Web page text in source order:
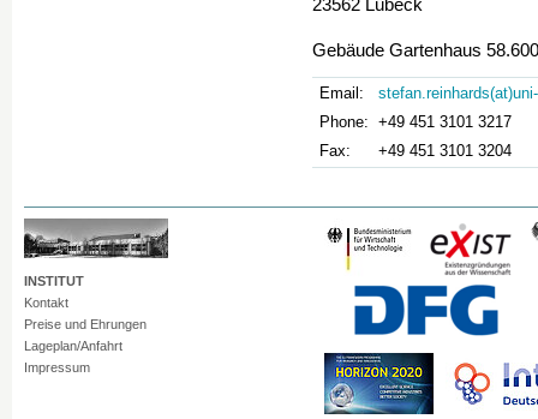
23562 Lübeck
Gebäude Gartenhaus
Email:
Phone: +49 451 3101 3217
Fax:
+49 451 3101 3204
INSTITUT
Kontakt
Preise und Ehrungen
Lageplan/Anfahrt
Impressum